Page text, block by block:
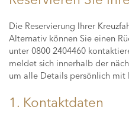
Die Reservierung Ihrer
Alternativ können Sie einen
unter 0800 2404460
meldet sich innerhalb der
um alle Details persönlich mit
1. Kontaktdaten